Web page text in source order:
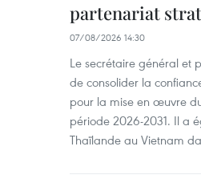
partenariat
07/08/2026 14:30
Le secrétaire général et
de consolider la
pour la mise en œuvre
période 2026-2031. Il a
Thaïlande au Vietnam